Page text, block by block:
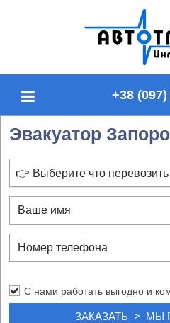
+38
Эвакуатор
👉 Выберите что перевозить
С нами работать выгодно и